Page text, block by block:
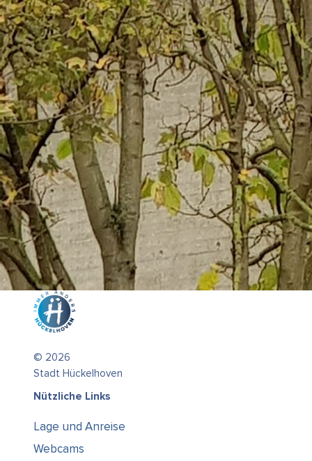
© 2026
Stadt Hückelhoven
Nützliche Links
Lage und Anreise
Webcams